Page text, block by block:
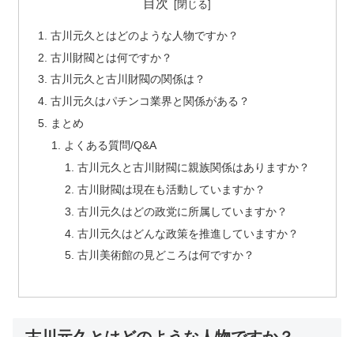
目次
古川元久とはどのような人物ですか？
古川財閥とは何ですか？
古川元久と古川財閥の関係は？
古川元久はパチンコ業界と関係がある？
まとめ
よくある質問/Q&A
古川元久と古川財閥に親族関係はありますか？
古川財閥は現在も活動していますか？
古川元久はどの政党に所属していますか？
古川元久はどんな政策を推進していますか？
古川美術館の見どころは何ですか？